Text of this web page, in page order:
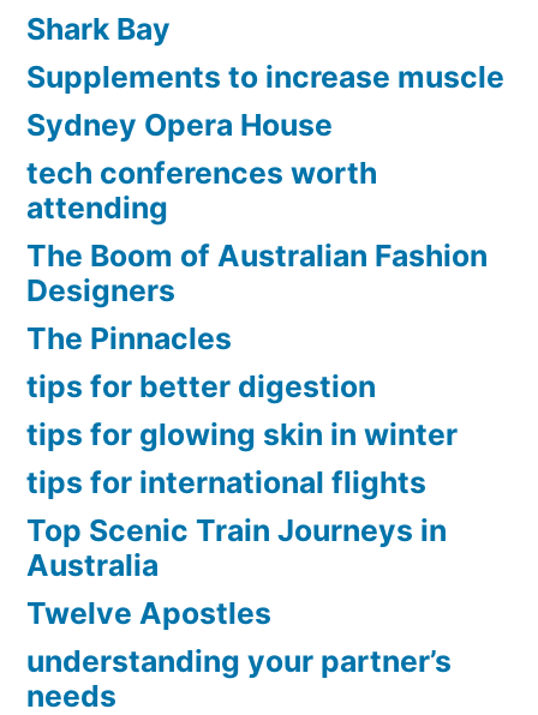
Shark Bay
Supplements to increase muscle
Sydney Opera House
tech conferences worth
attending
The Boom of Australian Fashion
Designers
The Pinnacles
tips for better digestion
tips for glowing skin in winter
tips for international flights
Top Scenic Train Journeys in
Australia
Twelve Apostles
understanding your partner’s
needs